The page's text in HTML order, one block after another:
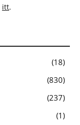
itt.
18
830
237
1